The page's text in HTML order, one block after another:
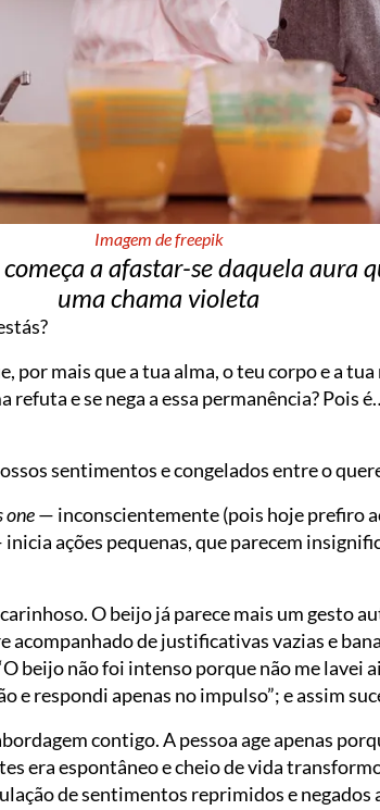
Imagem de freepik
a afastar-se daquela aura
uma chama violeta
por mais que a tua alma, o teu corpo e a
refuta e se nega a essa permanência? Pois
sentimentos e congelados entre o
one— inconscientemente (pois hoje prefiro
ações pequenas, que parecem
O beijo já parece mais um gesto
de justificativas vazias e
beijo não foi intenso porque não me lavei
e respondi apenas no impulso”; e assim
contigo. A pessoa age apenas
era espontâneo e cheio de vida
de sentimentos reprimidos e negados